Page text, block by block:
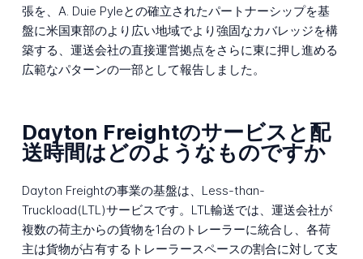
張を、A. Duie Pyleとの確立されたパートナーシップを基
盤に米国東部のより広い地域でより強固なカバレッジを構
築する、運送会社の直接運営拠点をさらに東に押し進める
広範なパターンの一部として報告しました。
Dayton Freightのサービスと配
送時間はどのようなものですか
Dayton Freightの事業の基盤は、Less-than-
Truckload(LTL)サービスです。LTL輸送では、運送会社が
複数の荷主からの貨物を1台のトレーラーに統合し、各荷
主は貨物が占有するトレーラースペースの割合に対して支